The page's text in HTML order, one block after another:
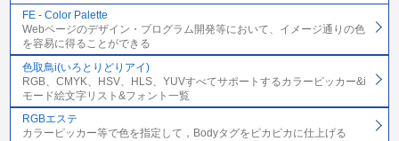
FE - Color Palette
Webページのデザイン・プログラム開発等において、イメージ通りの色
を容易に得ることができる
色取鳥i(いろとりどりアイ)
RGB、CMYK、HSV、HLS、YUVすべてサポートするカラーピッカー&i
モード絵文字リスト&フォント一覧
RGBエステ
カラーピッカー等で色を指定して，Bodyタグをピカピカに仕上げる